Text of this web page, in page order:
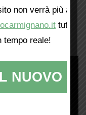
non verrà più
tutti i
tempo reale!
NUOVO